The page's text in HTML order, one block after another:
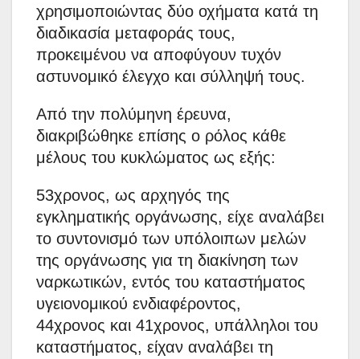
χρησιμοποιώντας δύο οχήματα κατά τη
διαδικασία μεταφοράς τους,
προκειμένου να αποφύγουν τυχόν
αστυνομικό έλεγχο και σύλληψή τους.
Από την πολύμηνη έρευνα,
διακριβώθηκε επίσης ο ρόλος κάθε
μέλους του κυκλώματος ως εξής:
53χρονος, ως αρχηγός της
εγκληματικής οργάνωσης, είχε αναλάβει
το συντονισμό των υπόλοιπων μελών
της οργάνωσης για τη διακίνηση των
ναρκωτικών, εντός του καταστήματος
υγειονομικού ενδιαφέροντος,
44χρονος και 41χρονος, υπάλληλοι του
καταστήματος, είχαν αναλάβει τη